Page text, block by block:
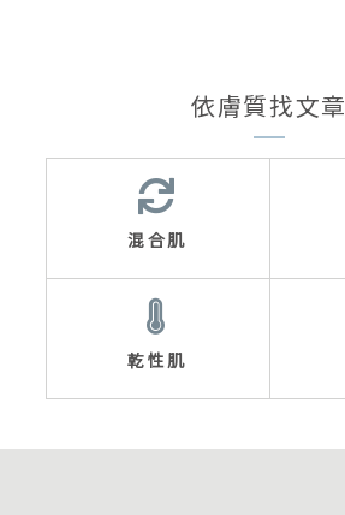
依膚質找文章
混合肌
乾性肌